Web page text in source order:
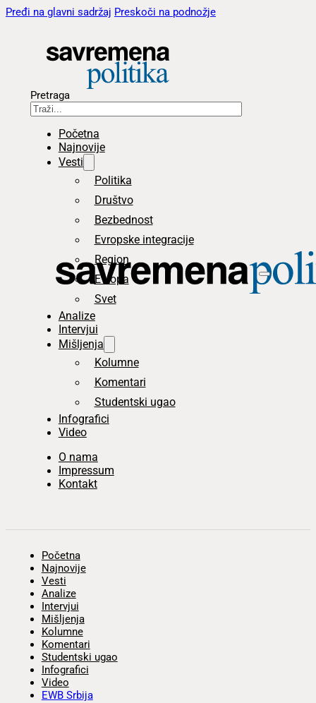
Pređi na glavni sadržaj Preskoči na podnožje
Pretraga
Početna
Najnovije
Vesti
Politika
Društvo
Bezbednost
Evropske integracije
Region
Evropa
Svet
Analize
Intervjui
Mišljenja
Kolumne
Komentari
Studentski ugao
Infografici
Video
O nama
Impressum
Kontakt
Početna
Najnovije
Vesti
Analize
Intervjui
Mišljenja
Kolumne
Komentari
Studentski ugao
Infografici
Video
EWB Srbija